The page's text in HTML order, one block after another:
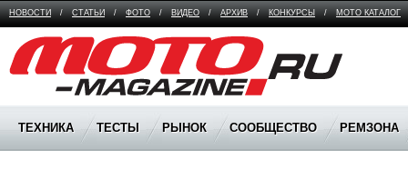
НОВОСТИ / СТАТЬИ / ФОТО / ВИДЕО / АРХИВ / КОНКУРСЫ / МОТО КАТАЛОГ
Moto Magazine
ТЕХНИКА ТЕСТЫ РЫНОК СООБЩЕСТВО РЕМЗОНА